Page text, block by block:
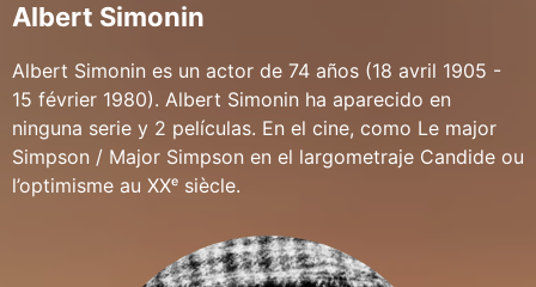
Albert Simonin
Albert Simonin es un actor de 74 años (18 avril 1905 -
15 février 1980). Albert Simonin ha aparecido en
ninguna serie y 2 películas. En el cine, como Le major
Simpson / Major Simpson en el largometraje Candide ou
l’optimisme au XXᵉ siècle.